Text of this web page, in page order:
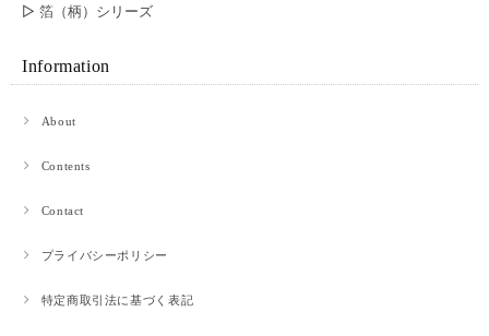
です。 お財布ももちろん良いのですが、梱包がとても素敵でした。プレゼ
た。 使っているうちに馴染む革製品のよさと、和紙のほつれ(？)がいいアジ
▷ 箔（柄）シリーズ
Information
About
Contents
Contact
プライバシーポリシー
特定商取引法に基づく表記